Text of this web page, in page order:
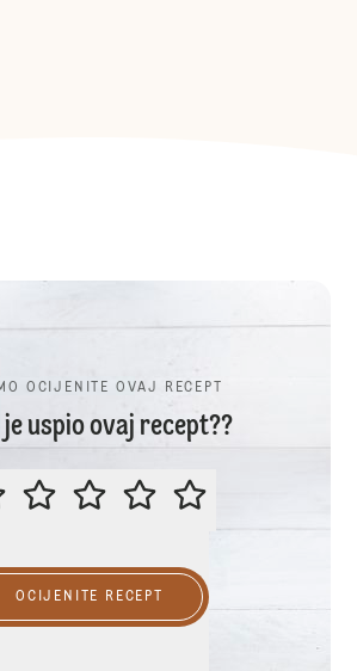
OCIJENITE OVAJ RECEPT
je uspio ovaj recept??
MOLIMO OCIJENITE OVAJ
OCIJENITE RECEPT